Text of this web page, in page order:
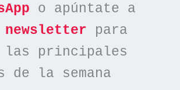
o apúntate a
newsletter para
principales
de la semana